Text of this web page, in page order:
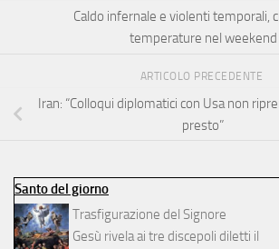
Caldo infernale e violenti temporali,
temperature nel weekend
ARTICOLO PRECEDENTE
Iran: “Colloqui diplomatici con Usa non
presto”
Santo del giorno
Trasfigurazione del Signore
Gesù rivela ai tre discepoli diletti il